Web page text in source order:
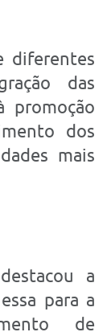
diferentes
das
promoção
dos
mais
a
para a
de